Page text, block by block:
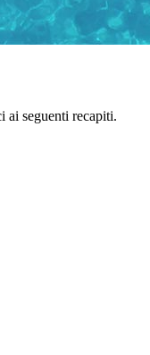
ai seguenti recapiti.